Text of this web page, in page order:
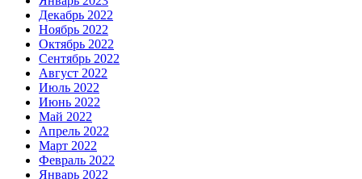
Декабрь 2022
Ноябрь 2022
Октябрь 2022
Сентябрь 2022
Август 2022
Июль 2022
Июнь 2022
Май 2022
Апрель 2022
Март 2022
Февраль 2022
Январь 2022